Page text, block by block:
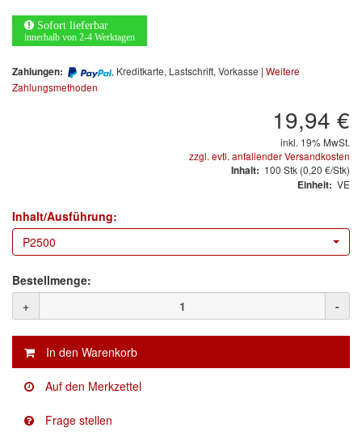
Luftfilter
Mischfarben
3M
(2)
Colad
(9)
COLOR-EXPERT
(1)
E-D
EVERCOAT
Facdos
Finixa
Sofort lieferbar
innerhalb von 2-4 Werktagen
Zahlungen: , Kreditkarte, Lastschrift, Vorkasse | Weitere
Zahlungsmethoden
19,94 €
inkl. 19% MwSt.
zzgl. evtl. anfallender Versandkosten
Inhalt: 100 Stk (0,20 €/Stk)
Einheit: VE
Inhalt/Ausführung:
P2500
Bestellmenge:
+
-